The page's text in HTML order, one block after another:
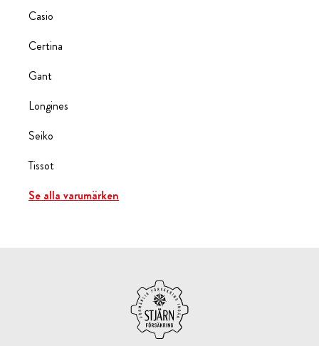
Casio
Certina
Gant
Longines
Seiko
Tissot
Se alla varumärken